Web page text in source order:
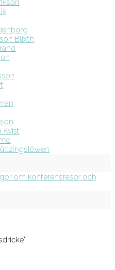
Blixth
Kvist
om konferensresor och